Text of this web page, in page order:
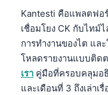
Kantesti คือแพลตฟอ
เชื่อมโยง CK กับไทม์
การทำงานของไต แล
โหลดรายงานแบบติดต
เรา คู่มือที่ครอบคลุมอ
และเดือนที่ 3 ถึงเล่าเ
ಕನ್ನಡ
മലയാളം
Bahasa Melayu
Tiếng Việt